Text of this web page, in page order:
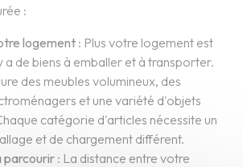
:
logement : Plus votre logement est
a de biens à emballer et à transporter.
des meubles volumineux, des
et une variété d'objets
catégorie d'articles nécessite un
et de chargement différent.
parcourir : La distance entre votre